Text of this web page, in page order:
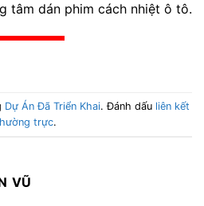
tâm dán phim cách nhiệt ô tô.
Dự Án Đã Triển Khai. Đánh dấu liên kết
trực.
VŨ